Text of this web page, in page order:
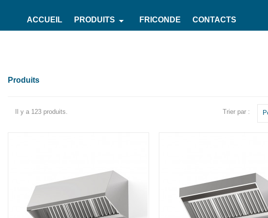
ACCUEIL arrow_drop_down
PRODUITS FRICONDE CONTACTS
Produits
Il y a 123 produits. Trier par :